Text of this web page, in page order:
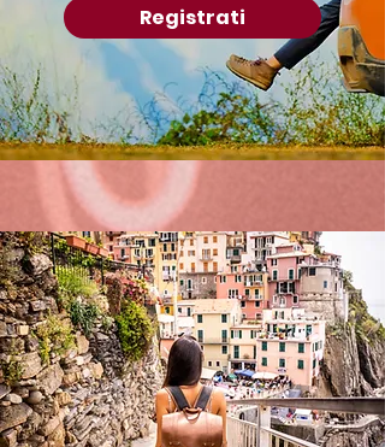
Registrati